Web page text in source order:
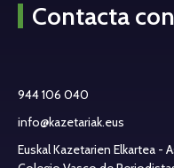
Contacta
944 106 040
info@kazetariak.eus
Euskal Kazetarien Elkartea -